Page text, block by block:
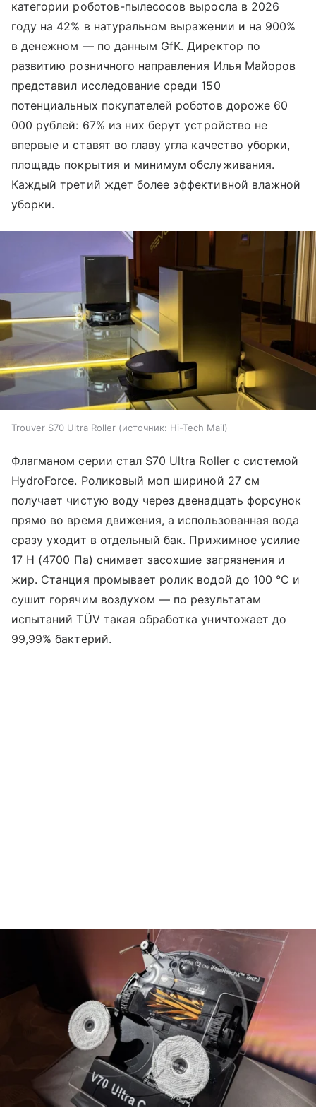
категории роботов-пылесосов выросла в 2026
году на 42% в натуральном выражении и на 900%
в денежном — по данным GfK. Директор по
развитию розничного направления Илья Майоров
представил исследование среди 150
потенциальных покупателей роботов дороже 60
000 рублей: 67% из них берут устройство не
впервые и ставят во главу угла качество уборки,
площадь покрытия и минимум обслуживания.
Каждый третий ждет более эффективной влажной
уборки.
Trouver S70 Ultra Roller источник: Hi-Tech Mail
Флагманом серии стал S70 Ultra Roller с системой
HydroForce. Роликовый моп шириной 27 см
получает чистую воду через двенадцать форсунок
прямо во время движения, а использованная вода
сразу уходит в отдельный бак. Прижимное усилие
17 Н (4700 Па) снимает засохшие загрязнения и
жир. Станция промывает ролик водой до 100 °C и
сушит горячим воздухом — по результатам
испытаний TÜV такая обработка уничтожает до
99,99% бактерий.